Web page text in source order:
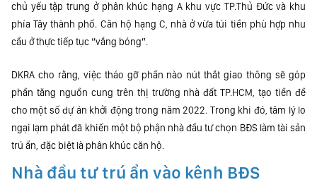
chủ yếu tập trung ở phân khúc hạng A khu vực TP.Thủ Đức và khu
phía Tây thành phố. Căn hộ hạng C, nhà ở vừa túi tiền phù hợp nhu
cầu ở thực tiếp tục “vắng bóng”.
DKRA cho rằng, việc tháo gỡ phần nào nút thắt giao thông sẽ góp
phần tăng nguồn cung trên thị trường nhà đất TP.HCM, tạo tiền đề
cho một số dự án khởi động trong năm 2022. Trong khi đó, tâm lý lo
ngại lạm phát đã khiến một bộ phận nhà đầu tư chọn BĐS làm tài sản
trú ẩn, đặc biệt là phân khúc căn hộ.
Nhà đầu tư trú ẩn vào kênh BĐS